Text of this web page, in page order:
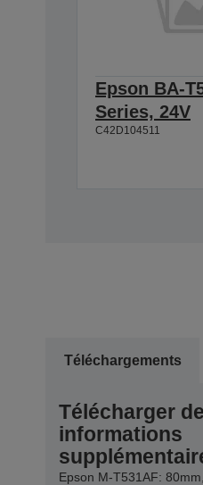
Epson BA-
Series, 24V
C42D104511
Téléchargements
Télécharger
informations
Epson M-T531AF: